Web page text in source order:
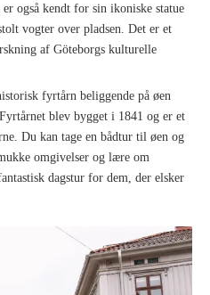
også kendt for sin ikoniske statue
vogter over pladsen. Det er et
af Göteborgs kulturelle
fyrtårn beliggende på øen
blev bygget i 1841 og er et
Du kan tage en bådtur til øen og
omgivelser og lære om
dagstur for dem, der elsker